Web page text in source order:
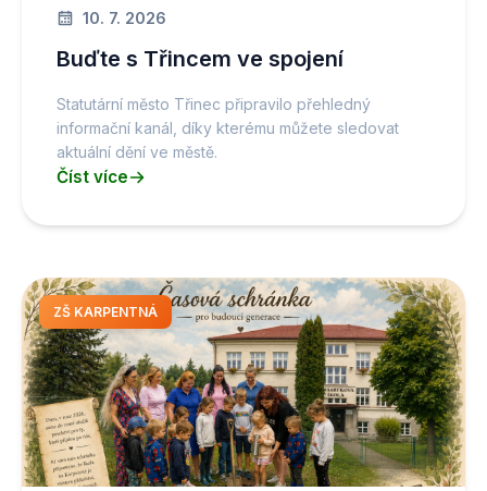
10. 7. 2026
Buďte s Třincem ve spojení
Statutární město Třinec připravilo přehledný
informační kanál, díky kterému můžete sledovat
aktuální dění ve městě.
Číst více
ZŠ KARPENTNÁ